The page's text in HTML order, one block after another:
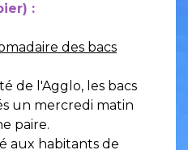
:
des bacs
de l'Agglo, les bacs
un mercredi matin
paire.
aux habitants de